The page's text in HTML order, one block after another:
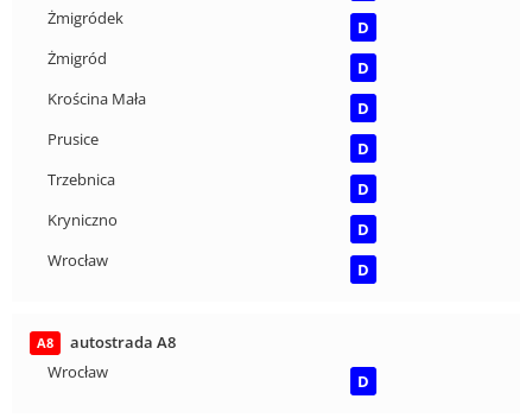
Żmigródek
D
Żmigród
D
Krościna Mała
D
Prusice
D
Trzebnica
D
Kryniczno
D
Wrocław
D
A8
autostrada A8
Wrocław
D